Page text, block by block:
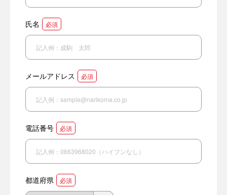
氏名 必須
メールアドレス 必須
電話番号 必須
都道府県 必須